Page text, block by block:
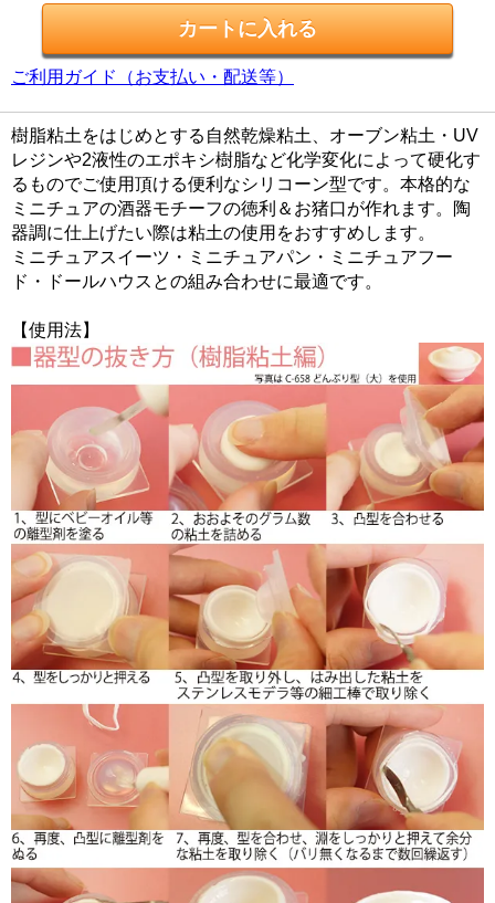
ご利用ガイド（お支払い・配送等）
樹脂粘土をはじめとする自然乾燥粘土、オーブン粘土・UV
レジンや2液性のエポキシ樹脂など化学変化によって硬化す
るものでご使用頂ける便利なシリコーン型です。本格的な
ミニチュアの酒器モチーフの徳利＆お猪口が作れます。陶
器調に仕上げたい際は粘土の使用をおすすめします。
ミニチュアスイーツ・ミニチュアパン・ミニチュアフー
ド・ドールハウスとの組み合わせに最適です。
【使用法】